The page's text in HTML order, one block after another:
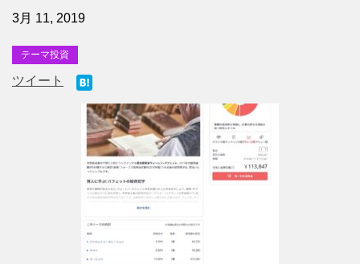
3月 11, 2019
テーマ投資
ツイート